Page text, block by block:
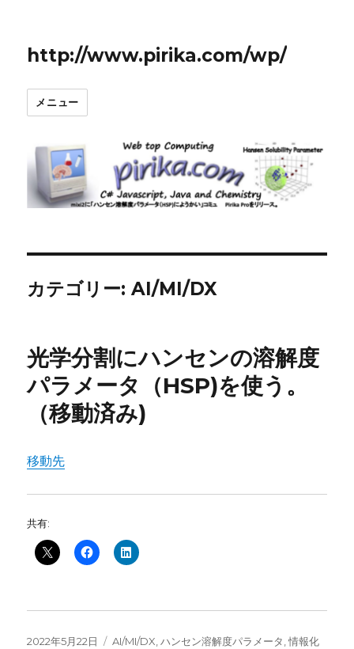
http://www.pirika.com/wp/
メニュー
カテゴリー:AI/MI/DX
光学分割にハンセンの溶解度
パラメータ（HSP)を使う。
（移動済み)
移動先
共有:
投
2022年5月22日
カ
AI/MI/DX ,ハンセン溶解度パラメータ ,情報化